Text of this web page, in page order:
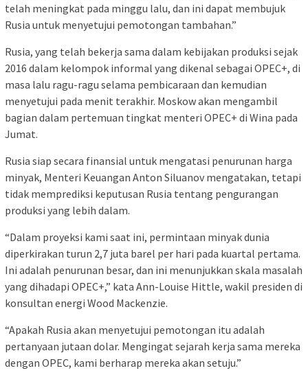
telah meningkat pada minggu lalu, dan ini dapat membujuk
Rusia untuk menyetujui pemotongan tambahan.”
Rusia, yang telah bekerja sama dalam kebijakan produksi sejak
2016 dalam kelompok informal yang dikenal sebagai OPEC+, di
masa lalu ragu-ragu selama pembicaraan dan kemudian
menyetujui pada menit terakhir. Moskow akan mengambil
bagian dalam pertemuan tingkat menteri OPEC+ di Wina pada
Jumat.
Rusia siap secara finansial untuk mengatasi penurunan harga
minyak, Menteri Keuangan Anton Siluanov mengatakan, tetapi
tidak memprediksi keputusan Rusia tentang pengurangan
produksi yang lebih dalam.
“Dalam proyeksi kami saat ini, permintaan minyak dunia
diperkirakan turun 2,7 juta barel per hari pada kuartal pertama.
Ini adalah penurunan besar, dan ini menunjukkan skala masalah
yang dihadapi OPEC+,” kata Ann-Louise Hittle, wakil presiden di
konsultan energi Wood Mackenzie.
“Apakah Rusia akan menyetujui pemotongan itu adalah
pertanyaan jutaan dolar. Mengingat sejarah kerja sama mereka
dengan OPEC, kami berharap mereka akan setuju.”